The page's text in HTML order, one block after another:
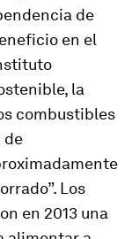
de
en el
la
combustibles
de
Los
en 2013 una